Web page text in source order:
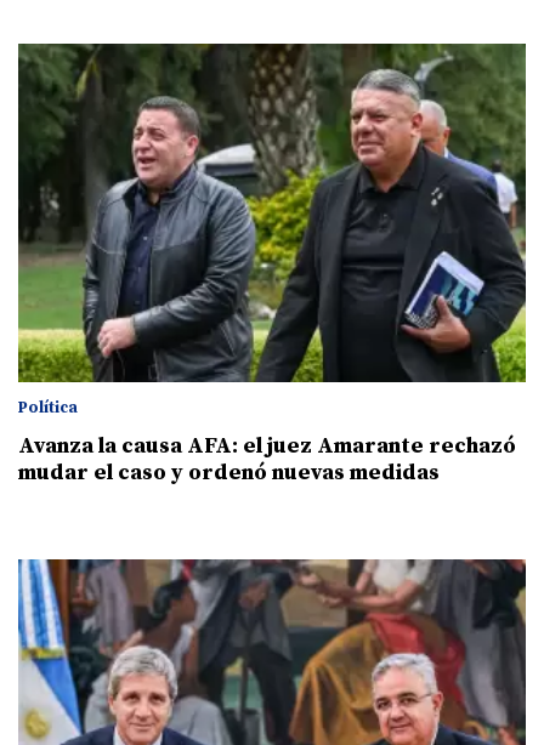
Política
Avanza la causa AFA: el juez Amarante rechazó
mudar el caso y ordenó nuevas medidas